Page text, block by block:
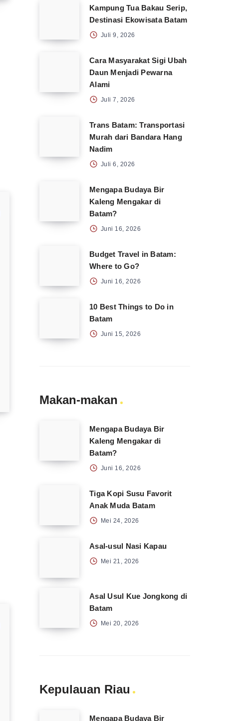
Kampung Tua Bakau Serip,
Destinasi Ekowisata Batam
Juli 9, 2026
Cara Masyarakat Sigi Ubah
Daun Menjadi Pewarna
Alami
Juli 7, 2026
Trans Batam: Transportasi
Murah dari Bandara Hang
Nadim
Juli 6, 2026
Mengapa Budaya Bir
Kaleng Mengakar di
Batam?
Juni 16, 2026
Budget Travel in Batam:
Where to Go?
Juni 16, 2026
10 Best Things to Do in
Batam
Juni 15, 2026
Makan-makan
Mengapa Budaya Bir
Kaleng Mengakar di
Batam?
Juni 16, 2026
Tiga Kopi Susu Favorit
Anak Muda Batam
Mei 24, 2026
Asal-usul Nasi Kapau
Mei 21, 2026
Asal Usul Kue Jongkong di
Batam
Mei 20, 2026
Kepulauan Riau
Mengapa Budaya Bir